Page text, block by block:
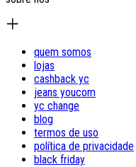
quem somos
lojas
cashback yc
jeans youcom
yc change
blog
termos de uso
política de privacidade
black friday